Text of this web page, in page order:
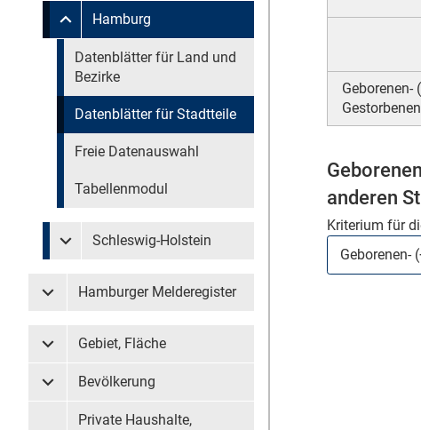
Untermenü überspringen
Untermenü Meine Region Hamburg
Hamburg
Untermenü überspringen
Datenblätter für Land und
Bezirke
Datenblätter für Stadtteile
Freie Datenauswahl
Tabellenmodul
Untermenü Meine Region Schleswig-Holstein
Schleswig-Holstein
Untermenü Hamburger Melderegister
Hamburger Melderegister
Untermenü Gebiet, Fläche
Gebiet, Fläche
Untermenü Bevölkerung
Bevölkerung
Private Haushalte,
Geborenen-
anderen
Kriterium für